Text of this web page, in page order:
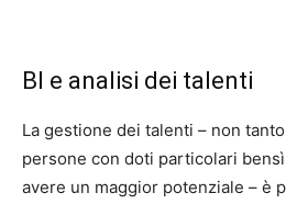
BI e analisi dei talenti
La gestione dei talenti – non
persone con doti particolari
avere un maggior potenziale – è